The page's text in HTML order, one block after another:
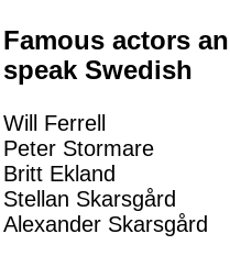
Famous actors
speak Swedish
Will Ferrell
Peter Stormare
Britt Ekland
Stellan Skarsgård
Alexander Skarsgård